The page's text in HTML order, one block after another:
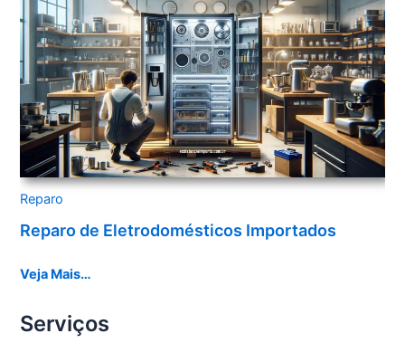
Reparo
Reparo de Eletrodomésticos Importados
Veja Mais…
Serviços